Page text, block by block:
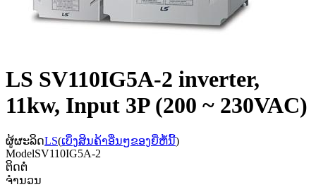
LS SV110IG5A-2 inverter,
11kw, Input 3P (200 ~ 230VAC)
ຜູ້ຜະລິດLS(ເບິ່ງສິນຄ້າອື່ນໆຂອງຍີ່ຫໍ້ນີ້)
ModelSV110IG5A-2
ຕິດຕໍ່
ຈຳນວນ